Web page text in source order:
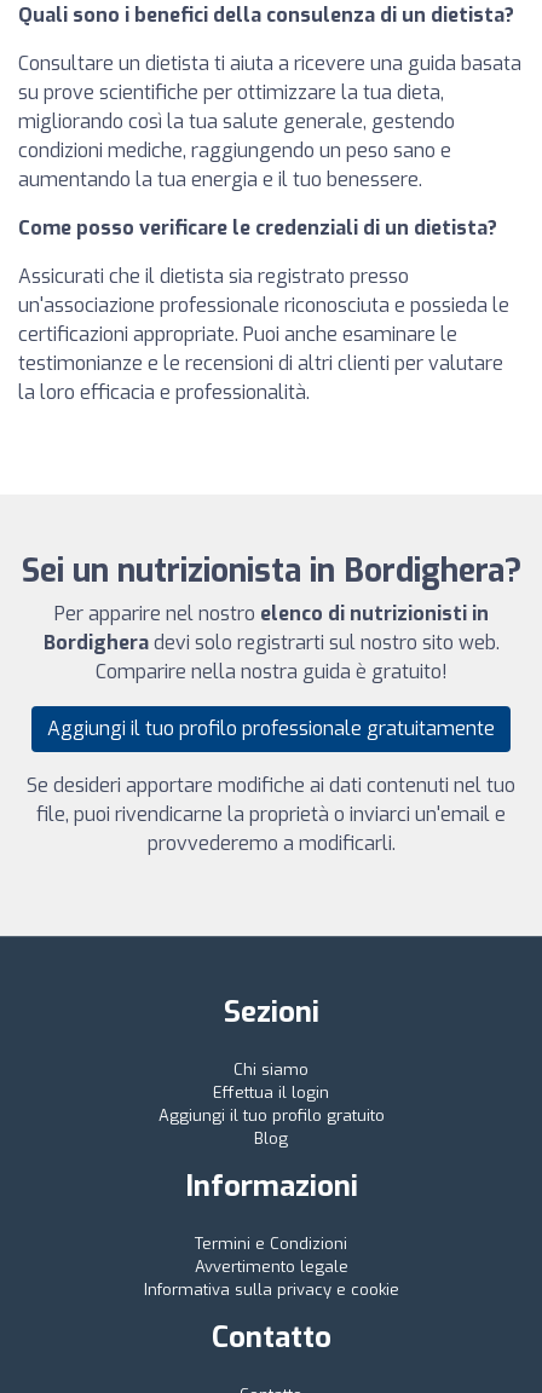
Quali sono i benefici della consulenza di un dietista?
Consultare un dietista ti aiuta a ricevere una guida basata
su prove scientifiche per ottimizzare la tua dieta,
migliorando così la tua salute generale, gestendo
condizioni mediche, raggiungendo un peso sano e
aumentando la tua energia e il tuo benessere.
Come posso verificare le credenziali di un dietista?
Assicurati che il dietista sia registrato presso
un'associazione professionale riconosciuta e possieda le
certificazioni appropriate. Puoi anche esaminare le
testimonianze e le recensioni di altri clienti per valutare
la loro efficacia e professionalità.
Sei un nutrizionista in Bordighera?
Per apparire nel nostro elenco di nutrizionisti in
Bordigheradevi solo registrarti sul nostro sito web.
Comparire nella nostra guida è gratuito!
Aggiungi il tuo profilo professionale gratuitamente
Se desideri apportare modifiche ai dati contenuti nel tuo
file, puoi rivendicarne la proprietà o inviarci un'email e
provvederemo a modificarli.
Sezioni
Chi siamo
Effettua il login
Aggiungi il tuo profilo gratuito
Blog
Informazioni
Termini e Condizioni
Avvertimento legale
Informativa sulla privacy e cookie
Contatto